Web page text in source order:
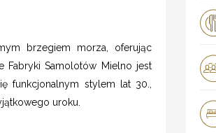
brzegiem morza, oferując
Fabryki Samolotów Mielno jest
funkcjonalnym stylem lat 30.,
uroku.